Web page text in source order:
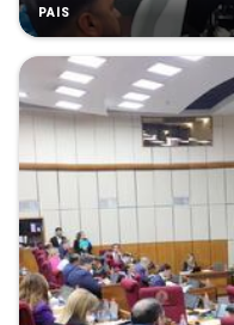
PAÍS